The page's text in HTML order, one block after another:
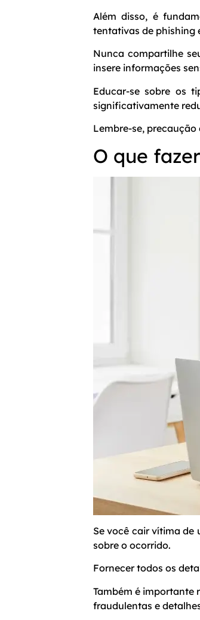
Além disso, é
tentativas de phishing
Nunca compartilhe
insere informações
Educar-se sobre os
significativamente
Lembre-se,
O que
Se você cair vítima de
sobre o ocorrido.
Fornecer todos os
Também é importante
fraudulentas e